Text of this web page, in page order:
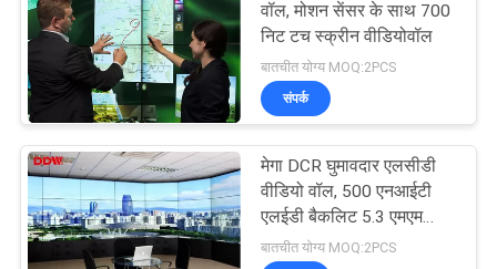
हमारे
बारे
कारखाना
भ्रमण
वॉल, मोशन सेंसर के साथ 700
निट टच स्क्रीन वीडियोवॉल
बातचीत योग्य MOQ:2PCS
संपर्क
मेगा DCR घुमावदार एलसीडी
वीडियो वॉल, 500 एनआईटी
एलईडी बैकलिट 5.3 एमएम
घुमावदार डिस्प्ले वॉल
बातचीत योग्य MOQ:2PCS